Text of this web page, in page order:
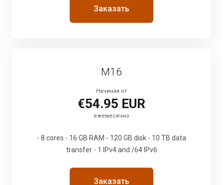
Заказать
M16
Начиная от
€54.95 EUR
ежемесячно
- 8 cores - 16 GB RAM - 120 GB disk - 10 TB data
transfer - 1 IPv4 and /64 IPv6
Заказать